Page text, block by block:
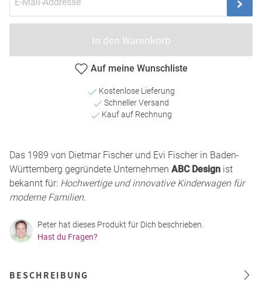
In den Warenkorb
Auf meine Wunschliste
Kostenlose Lieferung
Schneller Versand
Kauf auf Rechnung
Das 1989 von Dietmar Fischer und Evi Fischer in Baden-
Württemberg gegründete Unternehmen ABC Design ist
bekannt für: Hochwertige und innovative Kinderwagen für
moderne Familien.
Peter hat dieses Produkt für Dich beschrieben.
Hast du Fragen?
BESCHREIBUNG